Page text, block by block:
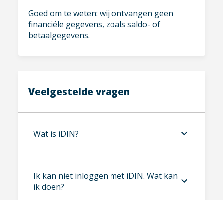
gezondheid@interpolis.nl
Goed om te weten: wij ontvangen geen
financiële gegevens, zoals saldo- of
betaalgegevens.
Veelgestelde vragen
Wat is iDIN? keyboard_arrow_down
iDIN is een dienst van de banken
waarmee u zich bij ons op een
Ik kan niet inloggen met iDIN. Wat kan
ik doen?
keyboard_arrow_down